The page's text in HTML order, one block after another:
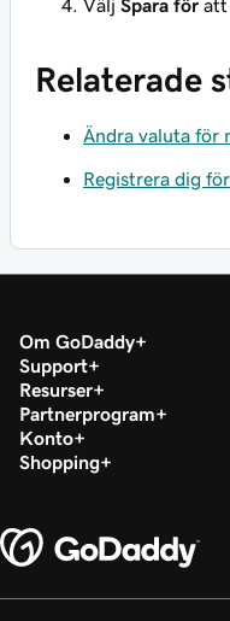
Välj Spara för att
Relaterade
Ändra valuta för
Registrera dig
Om GoDaddy
Support
Resurser
Partnerprogram
Konto
Shopping